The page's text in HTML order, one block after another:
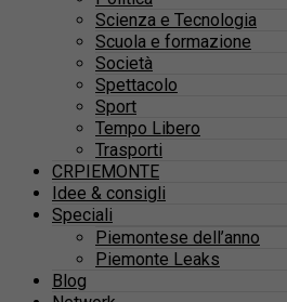
Scienza e Tecnologia
Scuola e formazione
Società
Spettacolo
Sport
Tempo Libero
Trasporti
CRPIEMONTE
Idee & consigli
Speciali
Piemontese dell’anno
Piemonte Leaks
Blog